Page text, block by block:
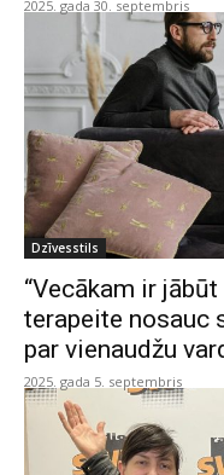
2025. gada 30. septembris
Dzīvesstils
“Vecākam ir
terapeite nosauc
par vienaudžu
2025. gada 5. septembris